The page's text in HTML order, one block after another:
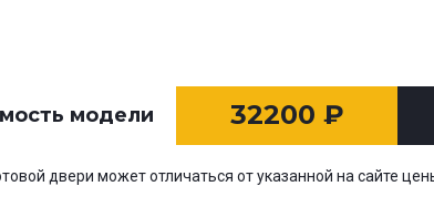
модели 32200 ₽
двери может отличаться от указанной на сайте